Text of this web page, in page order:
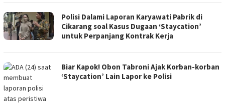
Polisi Dalami Laporan Karyawati Pabrik di
Cikarang soal Kasus Dugaan ‘Staycation’
untuk Perpanjang Kontrak Kerja
Biar Kapok! Obon Tabroni Ajak Korban-korban
‘Staycation’ Lain Lapor ke Polisi